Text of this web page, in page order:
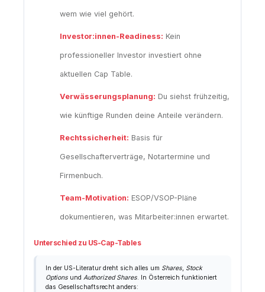
wem wie viel gehört.
Investor:innen-Readiness: Kein
professioneller Investor investiert ohne
aktuellen Cap Table.
Verwässerungsplanung: Du siehst frühzeitig,
wie künftige Runden deine Anteile verändern.
Rechtssicherheit: Basis für
Gesellschafterverträge, Notartermine und
Firmenbuch.
Team-Motivation: ESOP/VSOP-Pläne
dokumentieren, was Mitarbeiter:innen erwartet.
Unterschied zu US-Cap-Tables
In der US-Literatur dreht sich alles um Shares, Stock
Options und Authorized Shares. In Österreich funktioniert
das Gesellschaftsrecht anders: